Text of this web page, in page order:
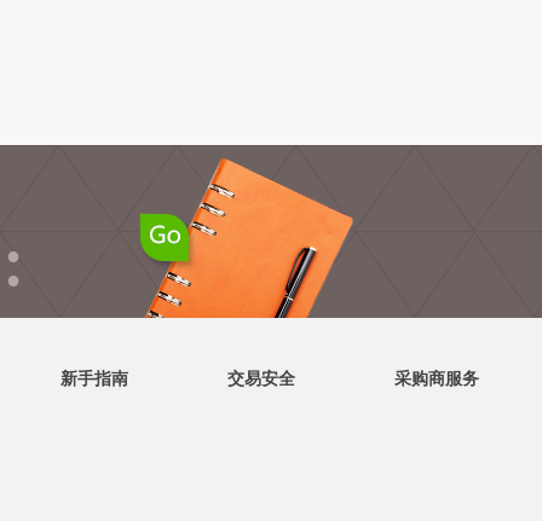
●
●
新手指南 交易安全 采购商服务